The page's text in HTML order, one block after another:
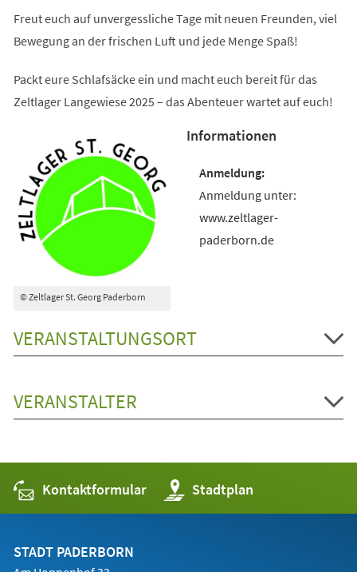
Freut euch auf unvergessliche Tage mit neuen Freunden, viel
Bewegung an der frischen Luft und jede Menge Spaß!
Packt eure Schlafsäcke ein und macht euch bereit für das
Zeltlager Langewiese 2025 – das Abenteuer wartet auf euch!
© Zeltlager St. Georg Paderborn
Informationen
Anmeldung unter:
www.zeltlager-
paderborn.de
VERANSTALTUNGSORT
VERANSTALTER
Kontaktformular Stadtplan
(Öffnet
in
einem
STADT PADERBORN